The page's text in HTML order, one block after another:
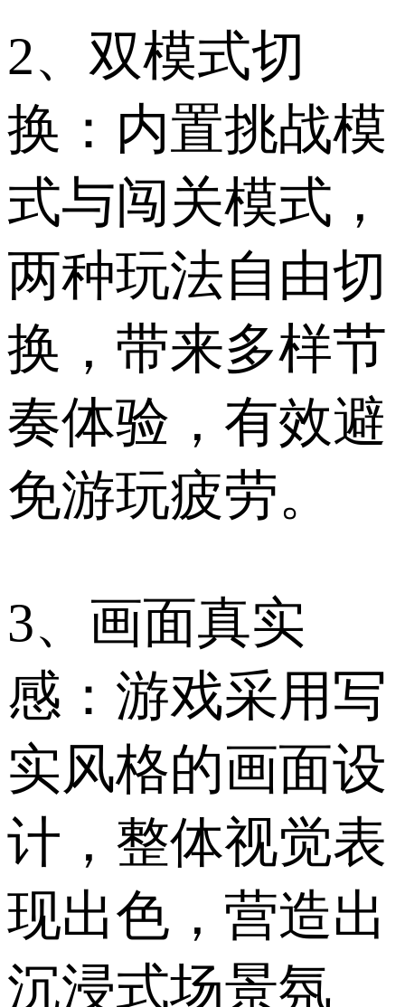
2、双模式切
换：内置挑战模
式与闯关模式，
两种玩法自由切
换，带来多样节
奏体验，有效避
免游玩疲劳。
3、画面真实
感：游戏采用写
实风格的画面设
计，整体视觉表
现出色，营造出
沉浸式场景氛